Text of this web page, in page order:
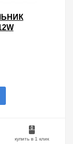
купить в 1 клик